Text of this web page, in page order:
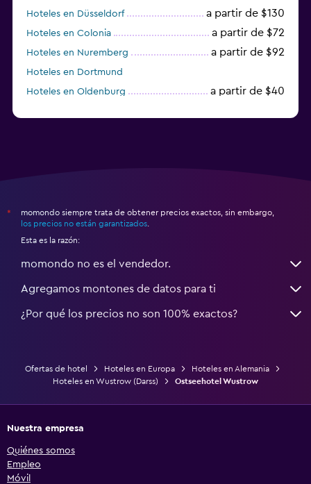
Hoteles en Düsseldorf a partir de $130
Hoteles en Colonia a partir de $72
Hoteles en Nuremberg a partir de $92
Hoteles en Dortmund
Hoteles en Oldenburg
a partir de $40
*
momondo siempre trata de obtener precios exactos, sin embargo,
los precios no están garantizados
Esta es la razón:
momondo no es el vendedor.
Agregamos montones de datos para ti
¿Por qué los precios no son 100% exactos?
Ofertas de hotel Hoteles en Europa
Hoteles en Alemania
Hoteles en Wustrow (Darss)
Ostseehotel Wustrow
Nuestra empresa
Quiénes somos
Empleo
Móvil